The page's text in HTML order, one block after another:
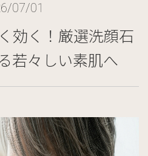
07/01
効く！厳選洗顔石
若々しい素肌へ